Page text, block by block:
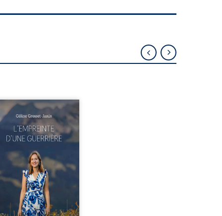
reste-t-il de l’enfance
la maladie impose ses
règles ? L’empreinte
guerrière livre, sans
le récit d’un quotidien
par la maladie
l’errance médicale
longues hospitalisations.
y raconte ce que les
médicaux taisent : la
l’isolement, l’épuisement
et le sentiment de ne pas ...